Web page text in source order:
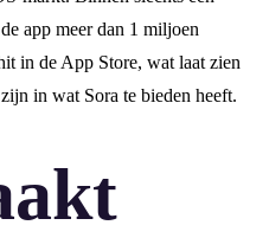
app meer dan 1 miljoen
in de App Store, wat laat zien
in wat Sora te bieden heeft.